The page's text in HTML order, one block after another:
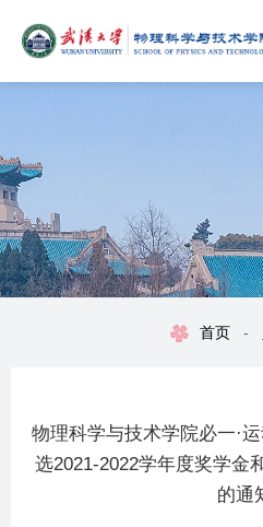
首页 -
物理科学与技术学院必一·
选2021-2022学年度奖学金
的通